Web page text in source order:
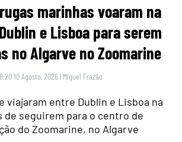
marinhas voaram na
e Lisboa para serem
no Algarve no Zoomarine
10 Agosto, 2026 | Miguel Frazão
viajaram entre Dublin e Lisboa na
de seguirem para o centro de
do Zoomarine, no Algarve